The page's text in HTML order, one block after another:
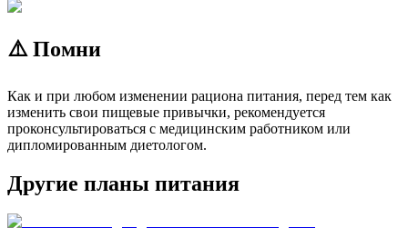
⚠️ Помни
Как и при любом изменении рациона питания, перед тем как
изменить свои пищевые привычки, рекомендуется
проконсультироваться с медицинским работником или
дипломированным диетологом.
Другие планы питания